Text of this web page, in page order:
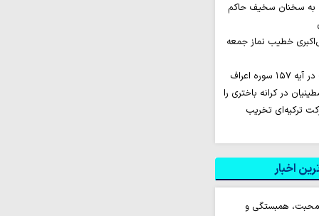
به سخنان سخیف حاکم
خطیب نماز جمعه
در کرانه باختری را
ترکیه‌ای تخریب
اخبار
محبت، همبستگی و